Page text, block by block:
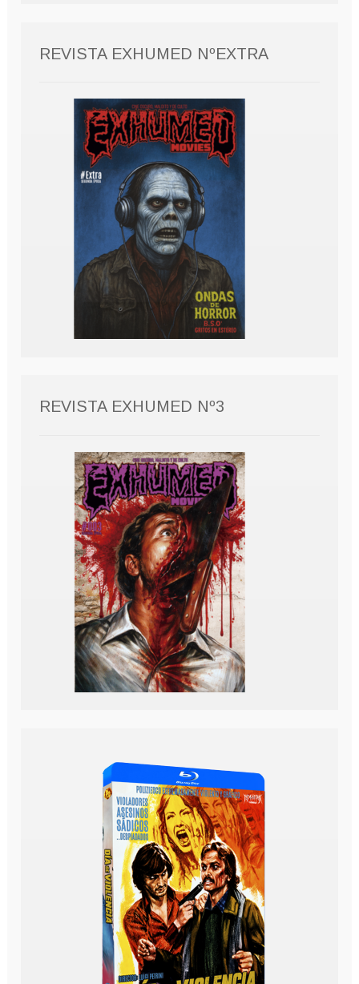
REVISTA EXHUMED NºEXTRA
REVISTA EXHUMED Nº3